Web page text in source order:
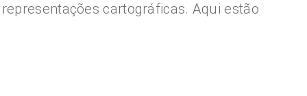
cartográficas. Aqui estão